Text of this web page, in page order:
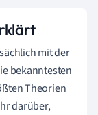
mit der
bekanntesten
Theorien
darüber,